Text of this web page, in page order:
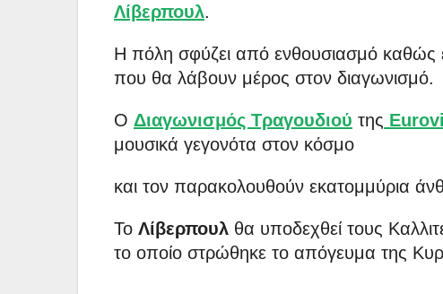
Λίβερπουλ.
Η πόλη σφύζει από ενθουσιασμό καθώς
που θα λάβουν μέρος στον διαγωνισμό.
Ο Διαγωνισμός Τραγουδιού της
μουσικά γεγονότα στον κόσμο
και τον παρακολουθούν εκατομμύρια
Το Λίβερπουλ θα υποδεχθεί τους
το οποίο στρώθηκε το απόγευμα της